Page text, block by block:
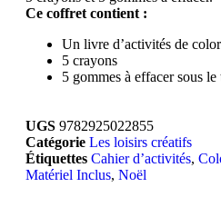
Ce coffret contient :
Un livre d’activités de
5 crayons
5 gommes à effacer sous
UGS 9782925022855
Catégorie Les loisirs créatifs
Étiquettes Cahier d’activités,
Matériel Inclus, Noël